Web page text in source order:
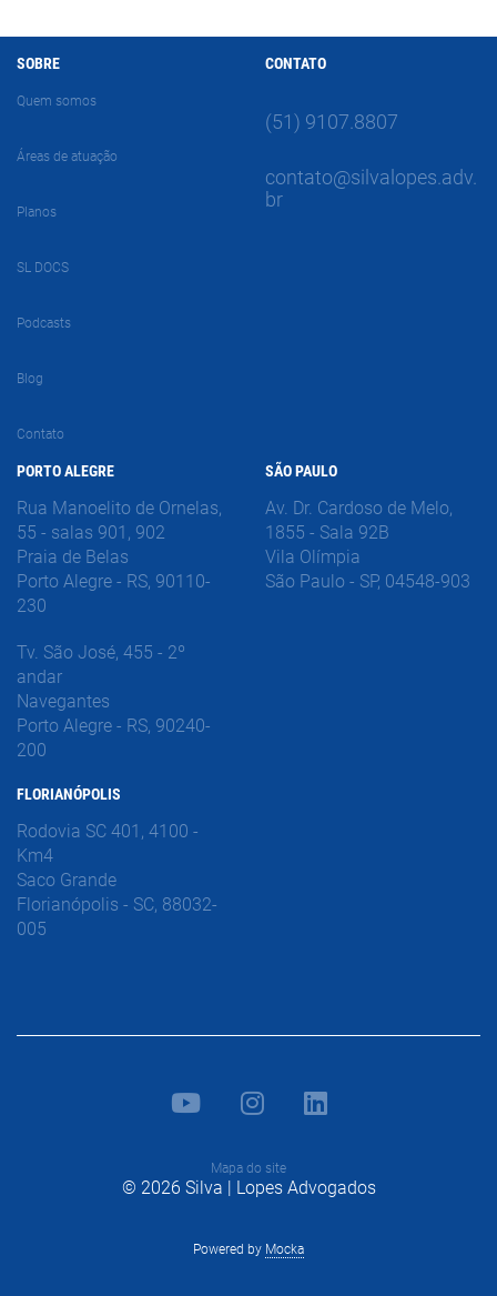
SOBRE
Quem somos
Áreas de atuação
Planos
SL DOCS
Podcasts
Blog
Contato
CONTATO
(51) 9107.8807
contato@silvalopes.adv.
br
PORTO ALEGRE
Rua Manoelito de Ornelas,
55 - salas 901, 902
Praia de Belas
Porto Alegre - RS, 90110-
230
Tv. São José, 455 - 2º
andar
Navegantes
Porto Alegre - RS, 90240-
200
FLORIANÓPOLIS
Rodovia SC 401, 4100 -
Km4
Saco Grande
Florianópolis - SC, 88032-
005
SÃO PAULO
Av. Dr. Cardoso de Melo,
1855 - Sala 92B
Vila Olímpia
São Paulo - SP, 04548-903
Mapa do site
© 2026 Silva | Lopes Advogados
Powered by Mocka